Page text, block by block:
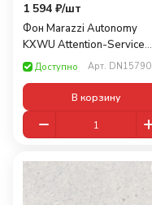
1 594 ₽/шт
Фон Marazzi Autonomy
KXWU Attention-Service
Code 20x20
Доступно Арт. DN15790
В корзину